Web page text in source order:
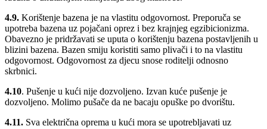
4.9. Korištenje bazena je na vlastitu odgovornost. Preporuča se
upotreba bazena uz pojačani oprez i bez krajnjeg egzibicionizma.
Obavezno je pridržavati se uputa o korištenju bazena postavljenih u
blizini bazena. Bazen smiju koristiti samo plivači i to na vlastitu
odgovornost. Odgovornost za djecu snose roditelji odnosno
skrbnici.
4.10. Pušenje u kući nije dozvoljeno. Izvan kuće pušenje je
dozvoljeno. Molimo pušače da ne bacaju opuške po dvorištu.
4.11. Sva električna oprema u kući mora se upotrebljavati uz